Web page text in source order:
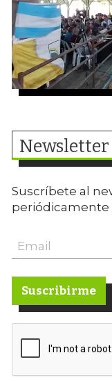
Newsletter
Suscríbete al
periódicamente
Suscribirme